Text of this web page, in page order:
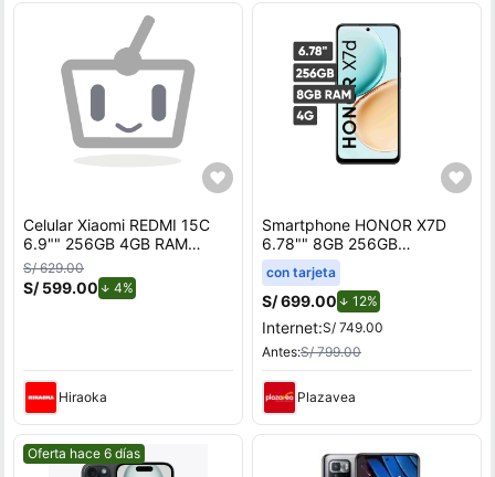
Celular Xiaomi REDMI 15C
6.9"" 256GB 4GB RAM
Negro Ocaso
S/ 629.00
S/ 599.00 4%
Hiraoka
Smartphone HONOR X7D
6.78"" 8GB 256GB
108MP+2MP Negro
con tarjeta
S/ 699.00 12%de descuento.
Internet:S/ 749.00
Antes:S/ 799.00
Plazavea
Mejor precio.
Oferta hace 6 días